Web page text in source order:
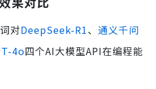
对DeepSeek-R1、 通义千问
4o四个AI大模型API在编程能